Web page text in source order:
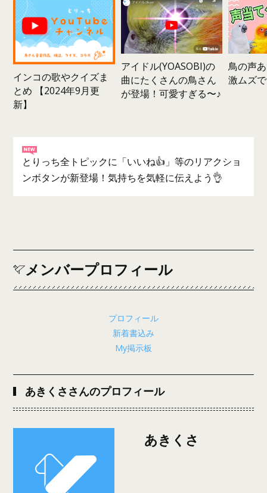
インコの歌やクイズま
とめ 【2024年9月更
新】
アイドル(YOASOBI)の
曲にたくさんの鳥さん
が登場！可愛すぎる〜♪
鳥の声
激ムズ
とりっち全トピックに「いいね👍」等のリアクショ
ンボタンが新登場！気持ちを気軽に伝えよう👌
メンバープロフィール
プロフィール
新着書込み
My掲示板
あきくささんのプロフィール
あきくさ